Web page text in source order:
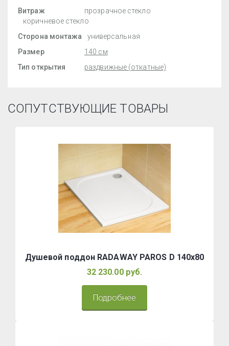
Витраж
прозрачное стекло
коричневое стекло
Сторона монтажа
универсальная
Размер
140 см
Тип открытия
раздвижные (откатные)
СОПУТСТВУЮЩИЕ ТОВАРЫ
Душевой поддон RADAWAY PAROS D 140x80
32 230.00 руб.
Подробнее